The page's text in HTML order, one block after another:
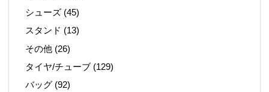
シューズ (45)
スタンド (13)
その他 (26)
タイヤ/チューブ (129)
バッグ (92)